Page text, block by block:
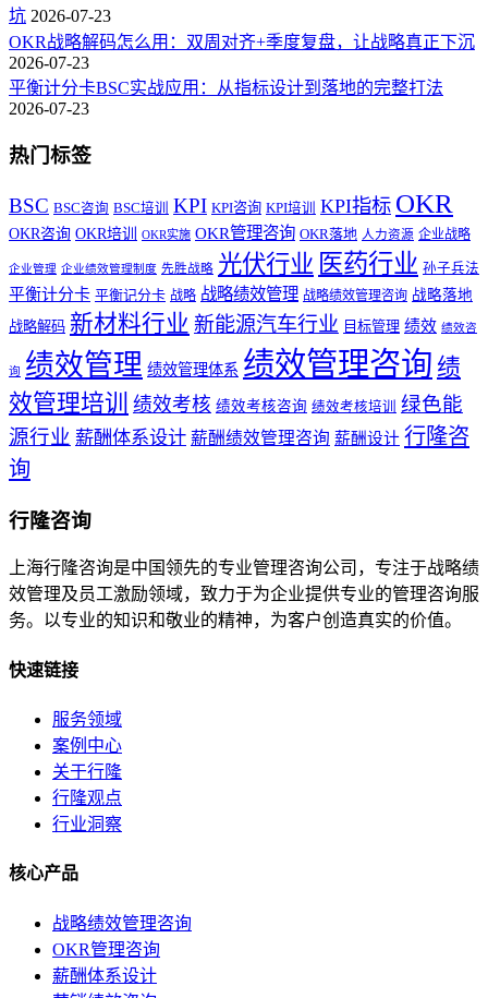
坑 2026-07-23
OKR战略解码怎么用：双周对齐+季度复盘，让战略真正下沉
2026-07-23
平衡计分卡BSC实战应用：从指标设计到落地的完整打法
2026-07-23
热门标签
BSC BSC咨询 BSC培训 KPI KPI咨询 KPI培训 KPI指标 OKR
OKR咨询 OKR培训 OKR实施 OKR管理咨询 OKR落地 人力资源 企业战略
企业管理 企业绩效管理制度 先胜战略 光伏行业 医药行业 孙子兵法
平衡计分卡 平衡记分卡 战略 战略绩效管理 战略绩效管理咨询 战略落地
战略解码 新材料行业 新能源汽车行业 目标管理 绩效 绩效咨
询 绩效管理 绩效管理体系 绩效管理咨询 绩
效管理培训 绩效考核 绩效考核咨询 绩效考核培训
绿色能
源行业 薪酬体系设计 薪酬绩效管理咨询 薪酬设计 行隆咨
询
行隆咨询
上海行隆咨询是中国领先的专业管理咨询公司，专注于战略绩
效管理及员工激励领域，致力于为企业提供专业的管理咨询服
务。以专业的知识和敬业的精神，为客户创造真实的价值。
快速链接
服务领域
案例中心
关于行隆
行隆观点
行业洞察
核心产品
战略绩效管理咨询
OKR管理咨询
薪酬体系设计